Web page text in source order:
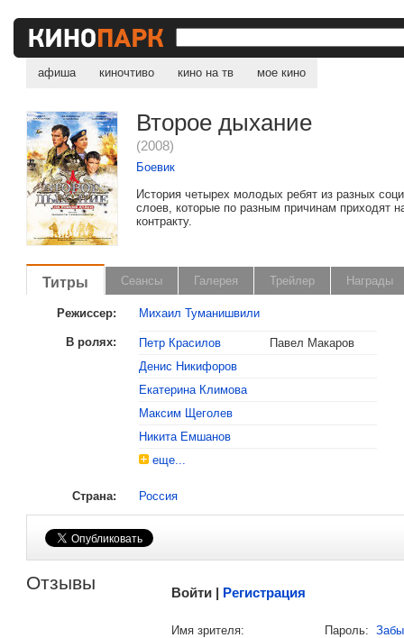
афиша киночтиво кино на тв мое кино
Второе дыхание
(2008)
Боевик
История четырех молодых ребят из разных
слоев, которые по разным причинам приходят
контракту.
Титры Сеансы Галерея Трейлер Награды
Режиссер: Михаил Туманишвили
В ролях: Петр Красилов
Павел Макаров
Денис Никифоров
Екатерина Климова
Максим Щеголев
Никита Емшанов
еще...
Страна: Россия
Отзывы Войти | Регистрация
Имя зрителя: Пароль: